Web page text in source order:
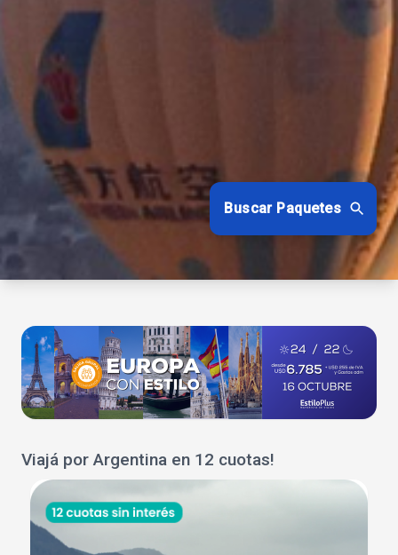
Buscar Paquetes
Viajá por Argentina en 12 cuotas!